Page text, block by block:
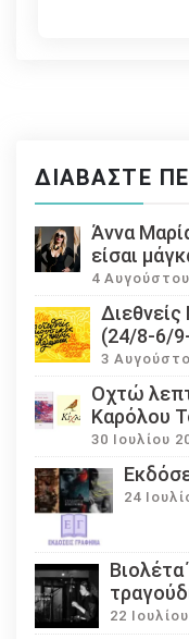
ΔΙΑΒΆΣΤΕ
Άννα
είσαι
4
(24/8-6/
3
Οχτώ
Καρόλου
30 Ιουλίου
24
Βιολέτα
22